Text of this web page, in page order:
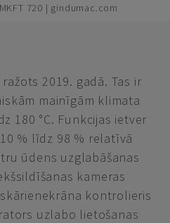
720 | gindumac.com
ražots 2019. gadā. Tas ir
mainīgām klimata
180 °C. Funkcijas ietver
% līdz 98 % relatīvā
ūdens uzglabāšanas
kameras
kontrolieris
uzlabo lietošanas